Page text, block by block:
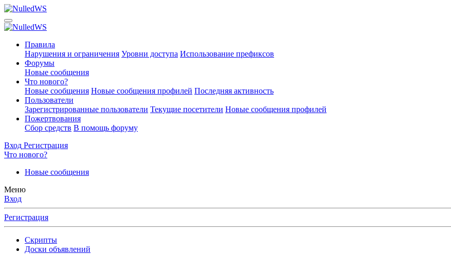
Правила
Нарушения и ограничения Уровни доступа Использование префиксов
Форумы
Новые сообщения
Что нового?
Новые сообщения Новые сообщения профилей Последняя активность
Пользователи
Зарегистрированные пользователи Текущие посетители Новые сообщения профилей
Пожертвования
Сбор средств В помощь форуму
Вход Регистрация
Что нового?
Новые сообщения
Меню
Вход
Регистрация
Скрипты
Доски объявлений